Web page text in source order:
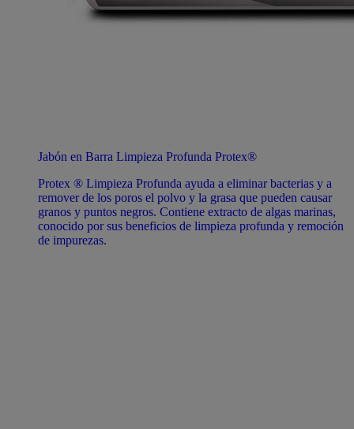
Jabón en Barra Limpieza Profunda Protex®
Protex ® Limpieza Profunda ayuda a eliminar bacterias y a
remover de los poros el polvo y la grasa que pueden causar
granos y puntos negros. Contiene extracto de algas marinas,
conocido por sus beneficios de limpieza profunda y remoción
de impurezas.